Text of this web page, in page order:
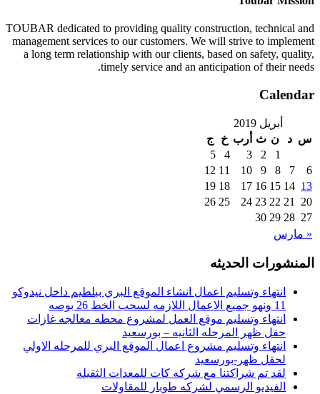
TOUBAR dedicated to providing quality construction, technical and
management services to our customers. We will strive to implement
a long term relationship with our clients, based on safety, quality,
timely service and an anticipation of their needs.
Calendar
أبريل 2019
س د ن ث أرب خ ج
« مارس
1
2
3
4
5
6
7
8
9
10
11
12
13
14
15
16
17
18
19
20
21
22
23
24
25
26
27
28
29
30
المنشورات الحديثه
انتهاء وتسليم اعمال انشاء الموقع البري ببلطيم داخل نيدوكو
11 ونهو جميع الاعمال اللازمه لسحب الخط 26 بوصه
انتهاء وتسليم موقع العمل لمشروع محطه معالجه غازات
حقل ظهر المرحله الثانيه – بورسعيد
انتهاء وتسليم مشروع اعمال الموقع البري للمرحله الاولي
لحقل ظهر-بورسعيد
لقد تم شراكتنا مع شركه كات للمعدات الثقيله
الفيديو الرسمي لشركه طوبار للمقاولات